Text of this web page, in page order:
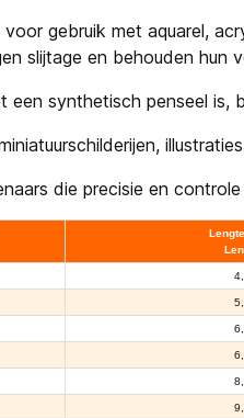
gebruik met aquarel,
slijtage en behouden hun
synthetisch penseel
die precisie en